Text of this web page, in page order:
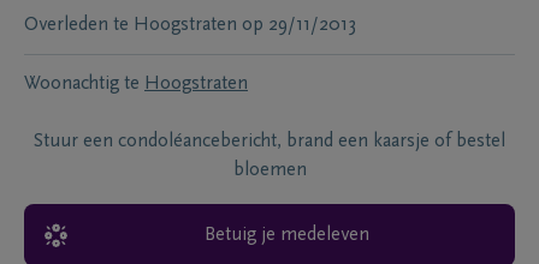
Overleden te Hoogstraten op 29/11/2013
Woonachtig te Hoogstraten
Stuur een condoléancebericht, brand een kaarsje of bestel
bloemen
Betuig je medeleven